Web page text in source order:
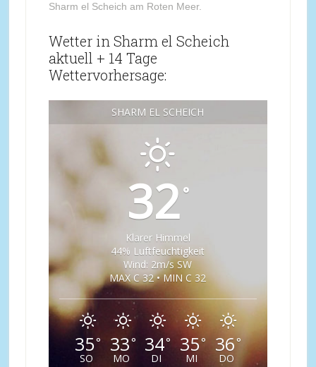
Sharm el Scheich am Roten Meer.
Wetter in Sharm el Scheich
aktuell + 14 Tage
Wettervorhersage:
SHARM EL SCHEICH
32°
Klarer Himmel
44% Luftfeuchtigkeit
Wind: 2m/s SW
MAX C 32 • MIN C 32
35°
SO
33°
MO
34°
DI
35°
MI
36°
DO